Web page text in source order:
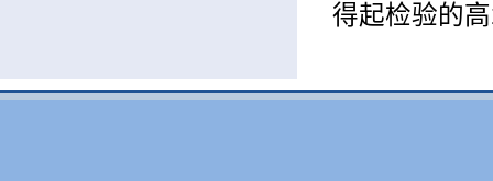
得起检验的